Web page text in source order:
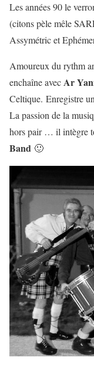
Les années 90 le
(citons pèle mêle
Assymétric et
Amoureux du rythm
enchaîne avecAr
Celtique. Enregistre
La passion de la
hors pair … il intègre
Band 🙂